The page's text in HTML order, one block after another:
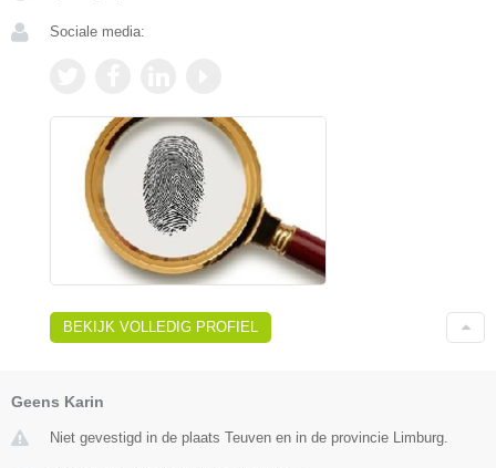
Sociale media:
BEKIJK VOLLEDIG PROFIEL
Geens Karin
Niet gevestigd in de plaats Teuven en in de provincie Limburg.